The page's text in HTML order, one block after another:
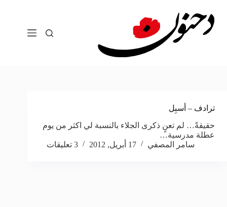
المحتوى
ترادف – أسبِل
حقيقةً… لم تعنٍ ذكرى الجلاء بالنسبة لي اكثر من يوم
عطلة مدرسية…
سامر المصفي
17 أبريل, 2012 3 تعليقات